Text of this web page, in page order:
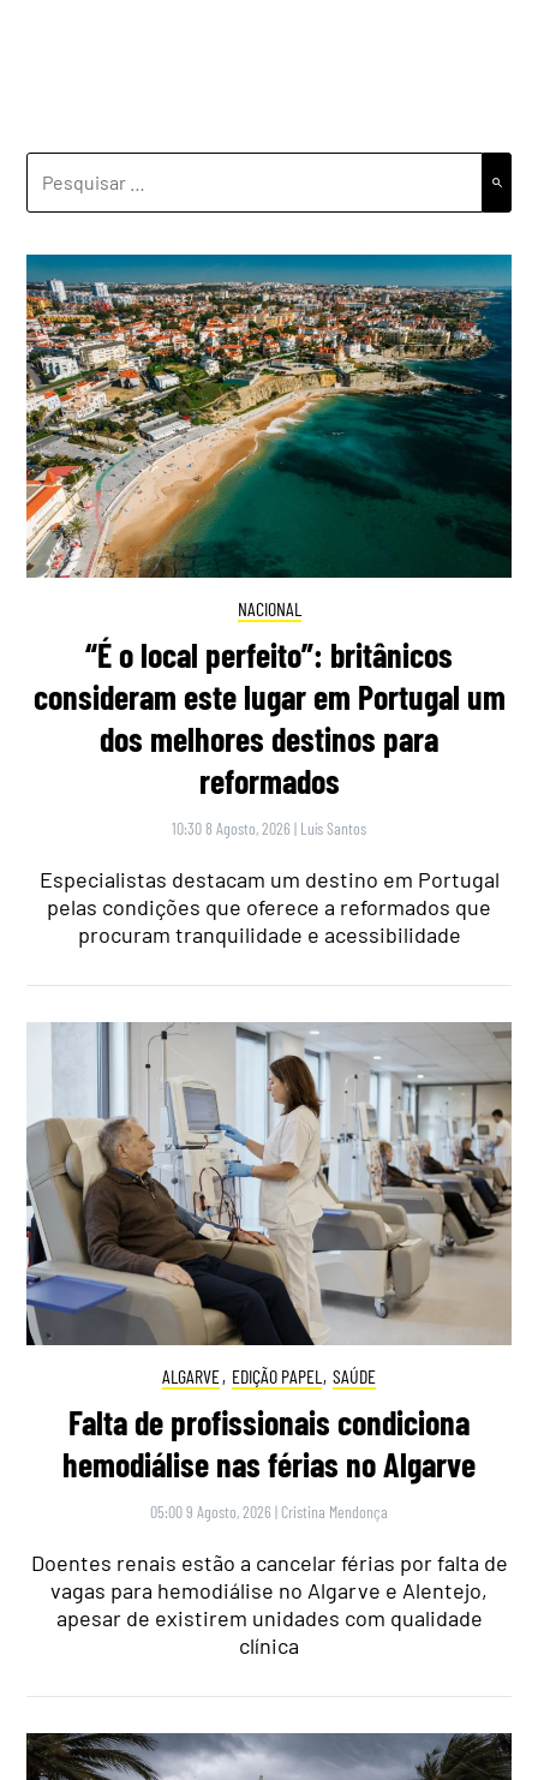
NACIONAL
“É o local perfeito”: britânicos
consideram este lugar em Portugal um
dos melhores destinos para
reformados
10:30 8 Agosto, 2026 | Luís Santos
Especialistas destacam um destino em Portugal
pelas condições que oferece a reformados que
procuram tranquilidade e acessibilidade
ALGARVE, EDIÇÃO PAPEL , SAÚDE
Falta de profissionais condiciona
hemodiálise nas férias no Algarve
05:00 9 Agosto, 2026 | Cristina Mendonça
Doentes renais estão a cancelar férias por falta de
vagas para hemodiálise no Algarve e Alentejo,
apesar de existirem unidades com qualidade
clínica